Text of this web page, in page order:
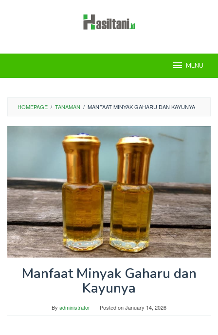
MENU
HOMEPAGE / TANAMAN / MANFAAT MINYAK GAHARU DAN KAYUNYA
Manfaat Minyak Gaharu dan
Kayunya
By administrator Posted onJanuary 14, 2026